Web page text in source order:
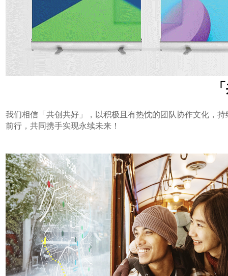
我们相信「共创共好」，以积极且有热忱的团队协作文化，
前行，共同携手实现永续未来！